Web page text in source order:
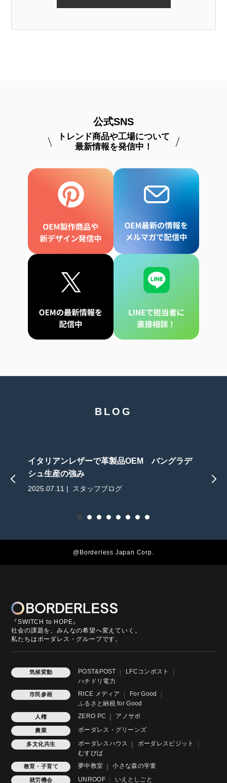
公式SNS
トレンド商品や工場について
最新情報を発信中！
BLOG
イタリアンレザーで革製品OEM バングラデ
シュ生産の強み
2025.07.11 | スタッフブログ
@Borderless Japan Corp.
『SWITCH to HOPE』
社会の課題を、みんなの希望へ変えていく。
私たちはボーダレス・グループです。
気候変動 POST&POST
LFCコンポスト
ハチドリ電力
市民参画 RICE メディア
For Good
ふるさと納税 for Good
人権 ZERO PC アノサポ
農業 ボーダレス・グリーンズ
多文化共生 ボーダレスハウス
ボーダレスビジット
むすびば
教育・子育て 夢中教室 小さな森の学童
就労機会 UNROOF いえとしごと